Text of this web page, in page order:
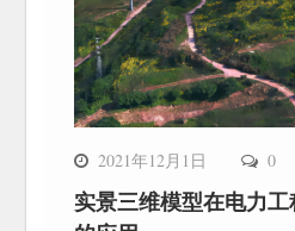
2021年12月1日 0
实景三维模型在电力